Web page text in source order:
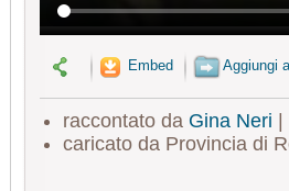
Embed Aggiungi
raccontato da Gina Neri
caricato da Provincia di